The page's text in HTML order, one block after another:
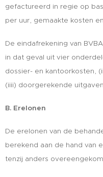
gefactureerd in regie op
per uur, gemaakte kosten
De eindafrekening van
in dat geval uit vier
dossier- en kantoorkosten,
(iiii) doorgerekende
B. Erelonen
De erelonen van de
berekend aan de hand van
tenzij anders